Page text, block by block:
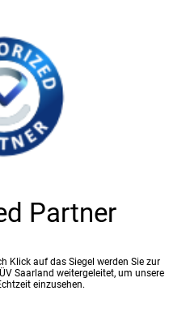
Partner
Klick auf das Siegel werden Sie zur
Saarland weitergeleitet, um unsere
einzusehen.